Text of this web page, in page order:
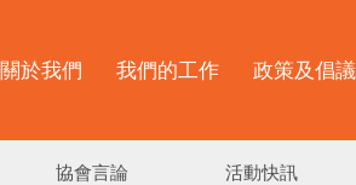
關於我們 我們的工作 政策及倡議
協會言論 活動快訊